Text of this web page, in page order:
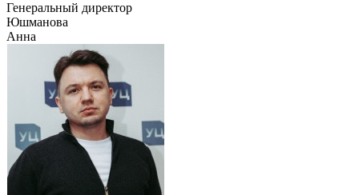
Генеральный директор
Юшманова
Анна